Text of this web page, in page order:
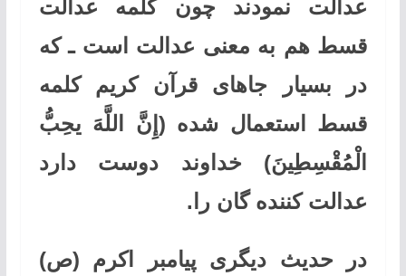
عدالت نمودند چون کلمه عدالت
قسط هم به معنی عدالت است ـ که
در بسیار جاهای قرآن کریم کلمه
قسط استعمال شده (إِنَّ اللَّهَ یحِبُّ
الْمُقْسِطِینَ) خداوند دوست دارد
عدالت کننده گان را.
در حدیث دیگری پیامبر اکرم (ص)